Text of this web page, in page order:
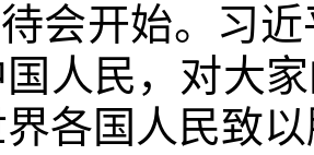
会开始。习
人民，对大
各国人民致